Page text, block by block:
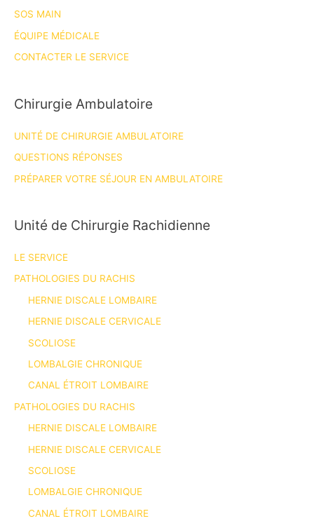
SOS MAIN
ÉQUIPE MÉDICALE
CONTACTER LE SERVICE
Chirurgie Ambulatoire
UNITÉ DE CHIRURGIE AMBULATOIRE
QUESTIONS RÉPONSES
PRÉPARER VOTRE SÉJOUR EN AMBULATOIRE
Unité de Chirurgie Rachidienne
LE SERVICE
PATHOLOGIES DU RACHIS
HERNIE DISCALE LOMBAIRE
HERNIE DISCALE CERVICALE
SCOLIOSE
LOMBALGIE CHRONIQUE
CANAL ÉTROIT LOMBAIRE
PATHOLOGIES DU RACHIS
HERNIE DISCALE LOMBAIRE
HERNIE DISCALE CERVICALE
SCOLIOSE
LOMBALGIE CHRONIQUE
CANAL ÉTROIT LOMBAIRE